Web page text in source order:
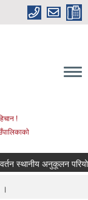
!
स्थानीय अनुकूलन
।